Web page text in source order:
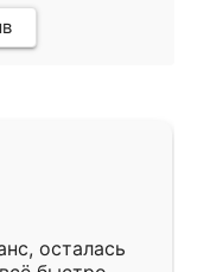
осталась